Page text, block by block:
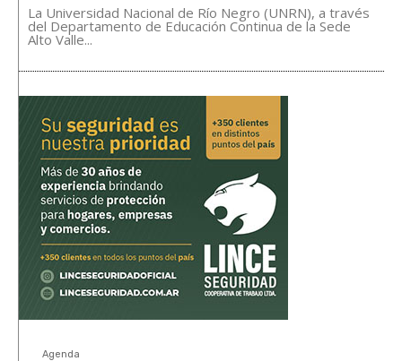
La Universidad Nacional de Río Negro (UNRN), a través
del Departamento de Educación Continua de la Sede
Alto Valle...
Agenda